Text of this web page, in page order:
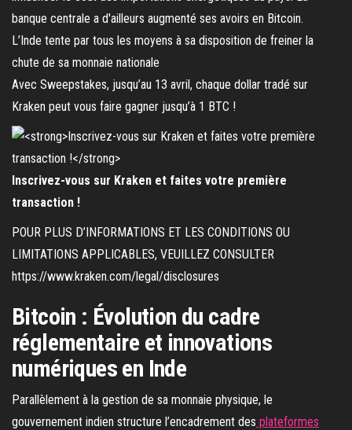
L’Inde tente par tous les moyens à sa disposition de freiner la
chute de sa monnaie nationale
Avec Sweepstakes, jusqu’au 13 avril, chaque dollar tradé sur
Kraken peut vous faire gagner jusqu’à 1 BTC !
Inscrivez-vous sur Kraken et faites votre première
transaction !
POUR PLUS D’INFORMATIONS ET LES CONDITIONS OU
LIMITATIONS APPLICABLES, VEUILLEZ CONSULTER
https://www.kraken.com/legal/disclosures
Bitcoin : Évolution du cadre
réglementaire et innovations
numériques en Inde
Parallèlement à la gestion de sa monnaie physique, le
gouvernement indien structure l’encadrement des plateformes